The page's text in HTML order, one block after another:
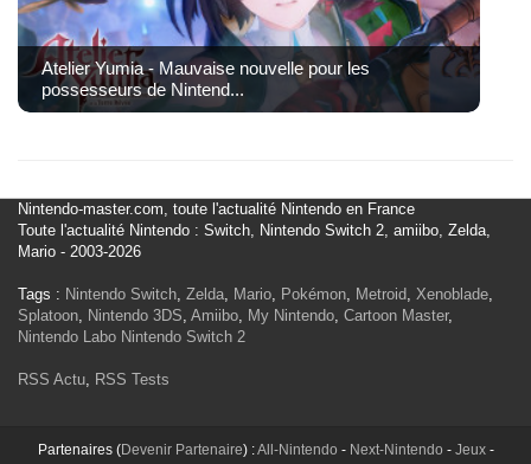
Atelier Yumia - Mauvaise nouvelle pour les
possesseurs de Nintend...
Nintendo-master.com, toute l'actualité Nintendo en France
Toute l'actualité Nintendo : Switch, Nintendo Switch 2, amiibo, Zelda,
Mario - 2003-2026
Tags : Nintendo Switch Zelda Mario Pokémon Metroid Xenoblade
Splatoon Nintendo 3DS Amiibo My Nintendo Cartoon Master,
Nintendo Labo Nintendo Switch 2
RSS Actu RSS Tests
Partenaires (Devenir Partenaire) :All-Nintendo - Next-Nintendo - Jeux-